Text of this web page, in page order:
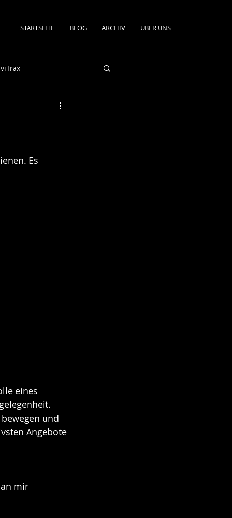
STARTSEITE BLOG ARCHIV ÜBER UNS
Es
eines
und
Angebote
mir